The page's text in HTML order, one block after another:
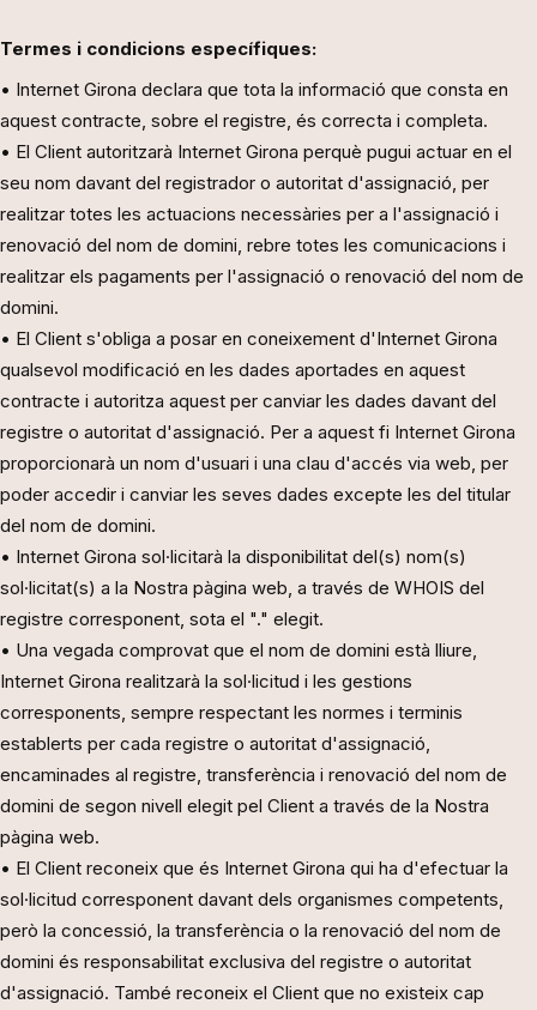
Termes i condicions específiques:
• Internet Girona declara que tota la informació que consta en
aquest contracte, sobre el registre, és correcta i completa.
• El Client autoritzarà Internet Girona perquè pugui actuar en el
seu nom davant del registrador o autoritat d'assignació, per
realitzar totes les actuacions necessàries per a l'assignació i
renovació del nom de domini, rebre totes les comunicacions i
realitzar els pagaments per l'assignació o renovació del nom de
domini.
• El Client s'obliga a posar en coneixement d'Internet Girona
qualsevol modificació en les dades aportades en aquest
contracte i autoritza aquest per canviar les dades davant del
registre o autoritat d'assignació. Per a aquest fi Internet Girona
proporcionarà un nom d'usuari i una clau d'accés via web, per
poder accedir i canviar les seves dades excepte les del titular
del nom de domini.
• Internet Girona sol·licitarà la disponibilitat del(s) nom(s)
sol·licitat(s) a la Nostra pàgina web, a través de WHOIS del
registre corresponent, sota el "." elegit.
• Una vegada comprovat que el nom de domini està lliure,
Internet Girona realitzarà la sol·licitud i les gestions
corresponents, sempre respectant les normes i terminis
establerts per cada registre o autoritat d'assignació,
encaminades al registre, transferència i renovació del nom de
domini de segon nivell elegit pel Client a través de la Nostra
pàgina web.
• El Client reconeix que és Internet Girona qui ha d'efectuar la
sol·licitud corresponent davant dels organismes competents,
però la concessió, la transferència o la renovació del nom de
domini és responsabilitat exclusiva del registre o autoritat
d'assignació. També reconeix el Client que no existeix cap